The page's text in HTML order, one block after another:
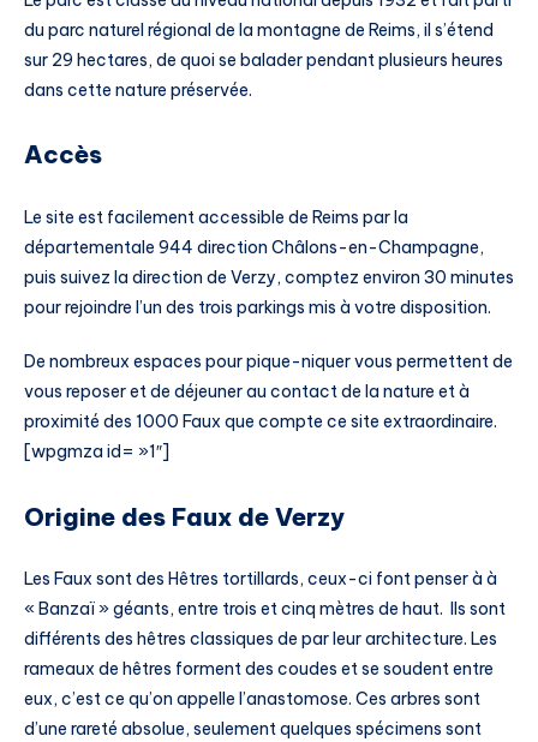
du parc naturel régional de la montagne de Reims, il s’étend
sur 29 hectares, de quoi se balader pendant plusieurs heures
dans cette nature préservée.
Accès
Le site est facilement accessible de Reims par la
départementale 944 direction Châlons-en-Champagne,
puis suivez la direction de Verzy, comptez environ 30 minutes
pour rejoindre l’un des trois parkings mis à votre disposition.
De nombreux espaces pour pique-niquer vous permettent de
vous reposer et de déjeuner au contact de la nature et à
proximité des 1000 Faux que compte ce site extraordinaire.
[wpgmza id= »1″]
Origine des Faux de Verzy
Les Faux sont des Hêtres tortillards, ceux-ci font penser à à
« Banzaï » géants, entre trois et cinq mètres de haut. Ils sont
différents des hêtres classiques de par leur architecture. Les
rameaux de hêtres forment des coudes et se soudent entre
eux, c’est ce qu’on appelle l’anastomose. Ces arbres sont
d’une rareté absolue, seulement quelques spécimens sont